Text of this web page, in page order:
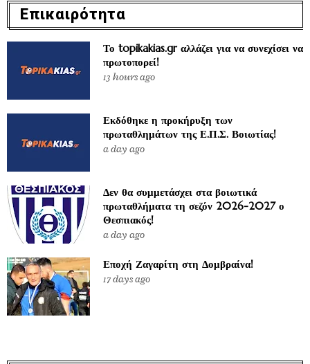
Επικαιρότητα
Το topikakias.gr αλλάζει για να συνεχίσει να
πρωτοπορεί!
13 hours ago
Εκδόθηκε η προκήρυξη των
πρωταθλημάτων της Ε.Π.Σ. Βοιωτίας!
a day ago
Δεν θα συμμετάσχει στα βοιωτικά
πρωταθλήματα τη σεζόν 2026-2027 ο
Θεσπιακός!
a day ago
Εποχή Ζαγαρίτη στη Δομβραίνα!
17 days ago